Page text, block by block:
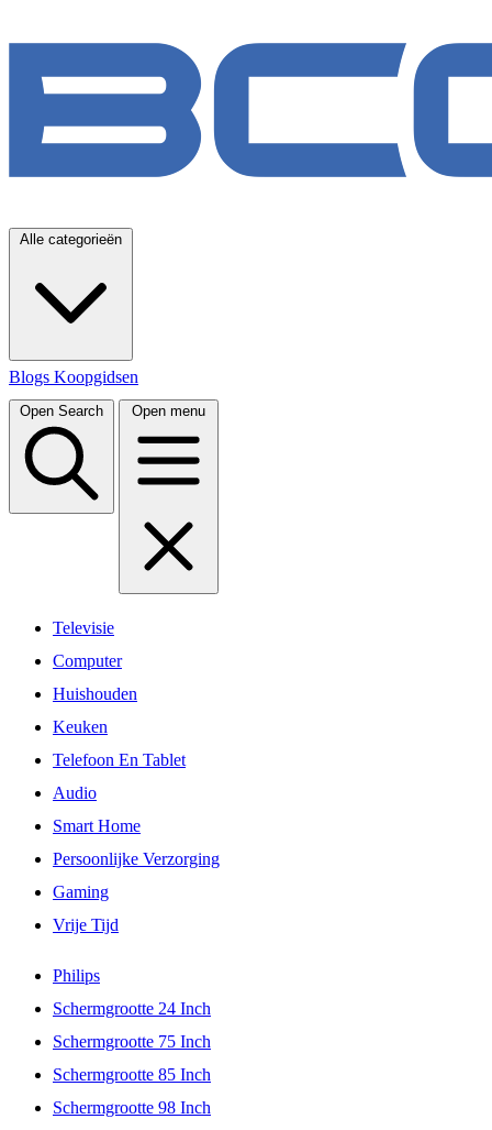
Alle categorieën
Blogs Koopgidsen
Open Search Open menu
Televisie
Computer
Huishouden
Keuken
Telefoon En Tablet
Audio
Smart Home
Persoonlijke Verzorging
Gaming
Vrije Tijd
Philips
Schermgrootte 24 Inch
Schermgrootte 75 Inch
Schermgrootte 85 Inch
Schermgrootte 98 Inch